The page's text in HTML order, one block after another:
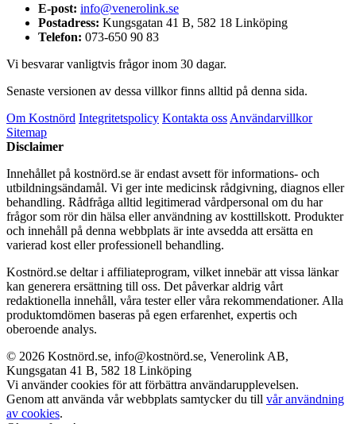
E-post: info@venerolink.se
Postadress: Kungsgatan 41 B, 582 18 Linköping
Telefon: 073-650 90 83
Vi besvarar vanligtvis frågor inom 30 dagar.
Senaste versionen av dessa villkor finns alltid på denna sida.
Om Kostnörd Integritetspolicy Kontakta oss Användarvillkor
Sitemap
Disclaimer
Innehållet på kostnörd.se är endast avsett för informations- och
utbildningsändamål. Vi ger inte medicinsk rådgivning, diagnos eller
behandling. Rådfråga alltid legitimerad vårdpersonal om du har
frågor som rör din hälsa eller användning av kosttillskott. Produkter
och innehåll på denna webbplats är inte avsedda att ersätta en
varierad kost eller professionell behandling.
Kostnörd.se deltar i affiliateprogram, vilket innebär att vissa länkar
kan generera ersättning till oss. Det påverkar aldrig vårt
redaktionella innehåll, våra tester eller våra rekommendationer. Alla
produktomdömen baseras på egen erfarenhet, expertis och
oberoende analys.
© 2026 Kostnörd.se, info@kostnörd.se, Venerolink AB,
Kungsgatan 41 B, 582 18 Linköping
Vi använder cookies för att förbättra användarupplevelsen.
Genom att använda vår webbplats samtycker du till vår användning
av cookies.